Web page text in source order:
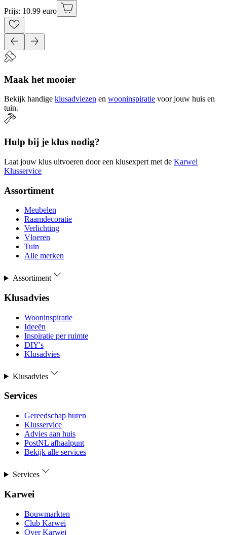
Prijs: 10.99 euro
Maak het mooier
Bekijk handige klusadviezen en wooninspiratie voor jouw huis en
tuin.
Hulp bij je klus nodig?
Laat jouw klus uitvoeren door een klusexpert met de Karwei
Klusservice
Assortiment
Meubelen
Raamdecoratie
Verlichting
Vloeren
Tuin
Alle merken
Assortiment
Klusadvies
Wooninspiratie
Ideeën
Inspiratie per ruimte
DIY's
Klusadvies
Klusadvies
Services
Gereedschap huren
Klusservice
Advies aan huis
PostNL afhaalpunt
Bekijk alle services
Services
Karwei
Bouwmarkten
Club Karwei
Over Karwei